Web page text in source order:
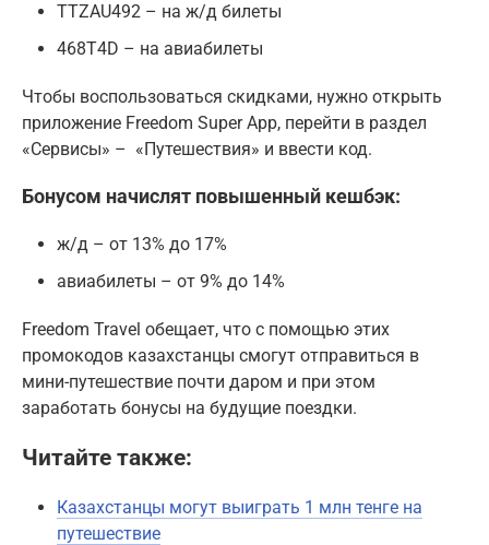
TTZAU492 – на ж/д билеты
468T4D – на авиабилеты
Чтобы воспользоваться скидками, нужно открыть
приложение Freedom Super App, перейти в раздел
«Сервисы» – «Путешествия» и ввести код.
Бонусом начислят повышенный кешбэк:
ж/д – от 13% до 17%
авиабилеты – от 9% до 14%
Freedom Travel обещает, что с помощью этих
промокодов казахстанцы смогут отправиться в
мини-путешествие почти даром и при этом
заработать бонусы на будущие поездки.
Читайте также:
Казахстанцы могут выиграть 1 млн тенге на
путешествие